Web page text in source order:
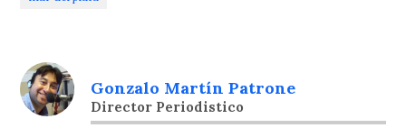
Gonzalo Martín Patrone
Director Periodistico